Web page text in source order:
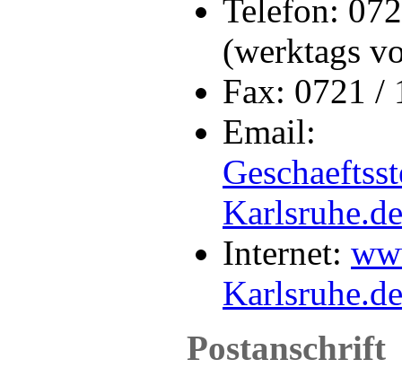
Telefon:
(werktags
Fax: 0721 /
Email:
Karlsruhe.de
Internet:
Karlsruhe.de
Postanschrift